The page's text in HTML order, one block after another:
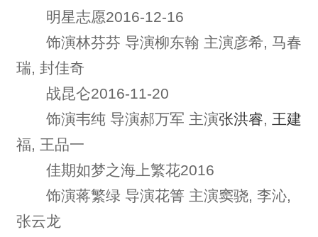
明星志愿2016-12-16
饰演林芬芬 导演柳东翰 主演彦希, 马春
瑞, 封佳奇
战昆仑2016-11-20
饰演韦纯 导演郝万军 主演张洪睿, 王建
福, 王品一
佳期如梦之海上繁花2016
饰演蒋繁绿 导演花箐 主演窦骁, 李沁,
张云龙